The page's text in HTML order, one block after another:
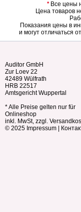
*Все цены
Цена товаров
Показания цены в
и могут отличаться
Auditor GmbH
Zur Loev 22
42489 Wülfrath
HRB 22517
Amtsgericht Wuppertal
* Alle Preise gelten nur für
Onlineshop
inkl. MwSt, zzgl.
© 2025 Impressum